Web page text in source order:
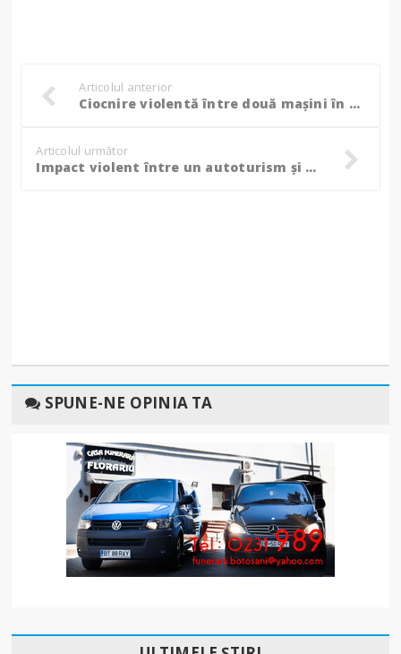
Articolul anterior
Ciocnire violentă între două mașini în apropiere de Botoșani, un bărbat transportat la spital!
Articolul următor
Impact violent între un autoturism și o autoutilitară, doi băieți de 18 ani duși la spital!
SPUNE-NE OPINIA TA